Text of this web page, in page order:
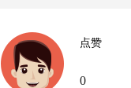
点赞
0